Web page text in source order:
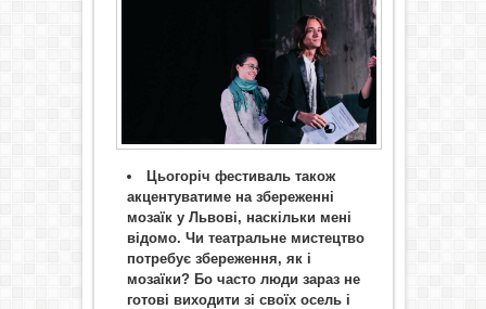
Цьогоріч фестиваль також
акцентуватиме на збереженні
мозаїк у Львові, наскільки мені
відомо. Чи театральне мистецтво
потребує збереження, як і
мозаїки? Бо часто люди зараз не
готові виходити зі своїх осель і